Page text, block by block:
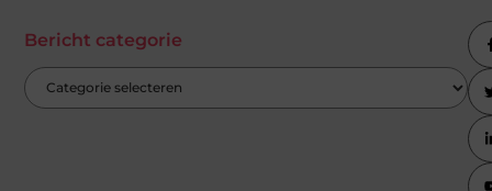
Bericht categorie